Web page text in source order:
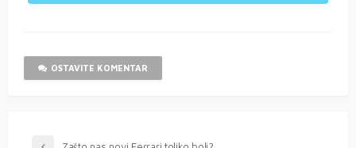
OSTAVITE KOMENTAR